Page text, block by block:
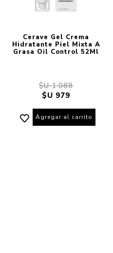
Cerave Gel Crema
Hidratante Piel Mixta A
Grasa Oil Control 52Ml
$U 1.088
$U 979
Agregar al carrito